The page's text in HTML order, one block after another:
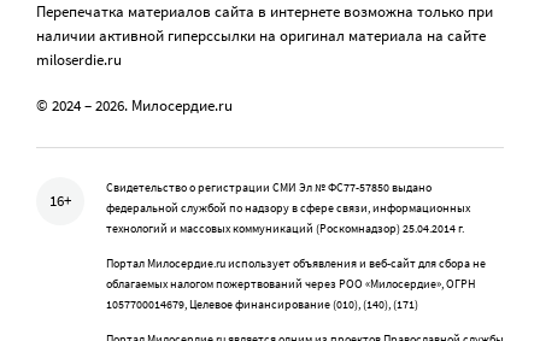
Перепечатка материалов сайта в интернете возможна только при
наличии активной гиперссылки на оригинал материала на сайте
miloserdie.ru
© 2024 – 2026. Милосердие.ru
16+
Свидетельство о регистрации СМИ Эл № ФС77-57850 выдано
федеральной службой по надзору в сфере связи, информационных
технологий и массовых коммуникаций (Роскомнадзор) 25.04.2014 г.
Портал Милосердие.ru использует объявления и веб-сайт для сбора не
облагаемых налогом пожертвований через РОО «Милосердие», ОГРН
1057700014679, Целевое финансирование (010), (140), (171)